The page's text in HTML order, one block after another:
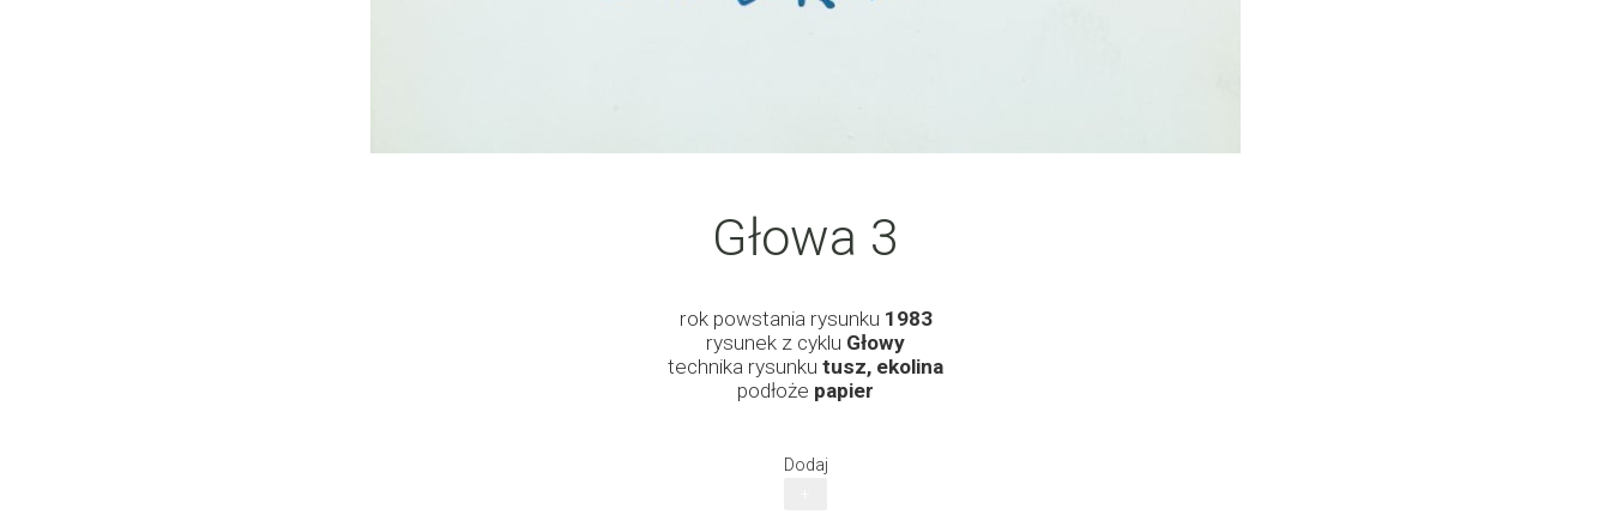
Głowa 3
rok powstania rysunku 1983
rysunek z cyklu Głowy
technika rysunku tusz, ekolina
podłoże papier
Dodaj